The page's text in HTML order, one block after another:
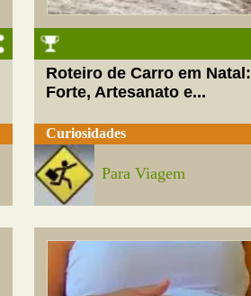
Roteiro de Carro em Natal:
Forte, Artesanato e...
Curiosidades
Para Viagem